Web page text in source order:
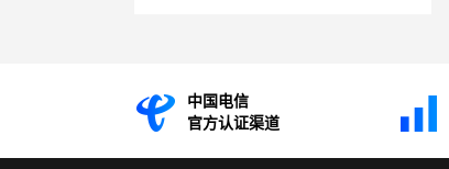
中国电信
官方认证渠道